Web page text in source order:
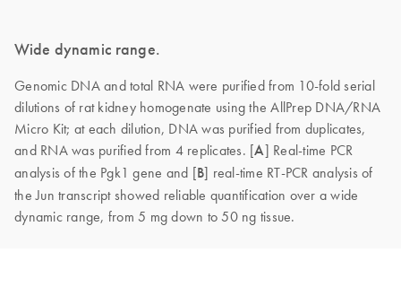
Wide dynamic range.
Genomic DNA and total RNA were purified from 10-fold serial
dilutions of rat kidney homogenate using the AllPrep DNA/RNA
Micro Kit; at each dilution, DNA was purified from duplicates,
and RNA was purified from 4 replicates. [A] Real-time PCR
analysis of the Pgk1 gene and [B] real-time RT-PCR analysis of
the Jun transcript showed reliable quantification over a wide
dynamic range, from 5 mg down to 50 ng tissue.